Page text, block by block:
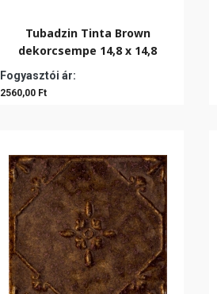
Tubadzin Tinta Brown
dekorcsempe 14,8 x 14,8
Fogyasztói ár:
2560,00 Ft